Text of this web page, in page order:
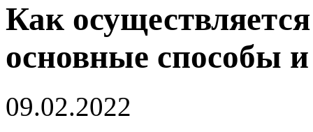
Как
основные способы
09.02.2022